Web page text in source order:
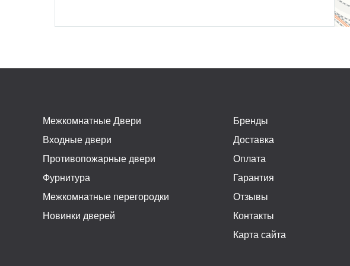
Межкомнатные Двери
Входные двери
Противопожарные двери
Фурнитура
Межкомнатные перегородки
Новинки дверей
Бренды
Доставка
Оплата
Гарантия
Отзывы
Контакты
Карта сайта